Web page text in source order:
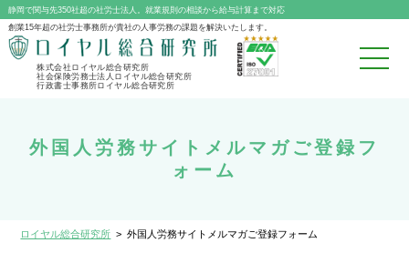
静岡で関与先350社超の社労士法人。就業規則の相談から給与計算まで対応
創業15年超の社労士事務所が貴社の人事労務の課題を解決いたします。
株式会社ロイヤル総合研究所
社会保険労務士法人ロイヤル総合研究所
行政書士事務所ロイヤル総合研究所
外国人労務サイトメルマガご登録フ
ォーム
ロイヤル総合研究所 >外国人労務サイトメルマガご登録フォーム